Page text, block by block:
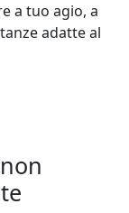
a tuo agio, a
adatte al